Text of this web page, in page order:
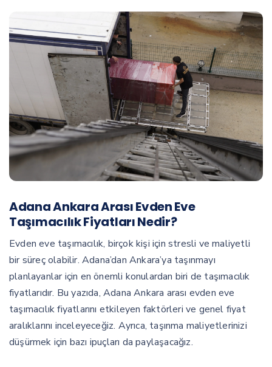
Adana Ankara Arası Evden Eve
Taşımacılık Fiyatları Nedir?
Evden eve taşımacılık, birçok kişi için stresli ve maliyetli
bir süreç olabilir. Adana’dan Ankara’ya taşınmayı
planlayanlar için en önemli konulardan biri de taşımacılık
fiyatlarıdır. Bu yazıda, Adana Ankara arası evden eve
taşımacılık fiyatlarını etkileyen faktörleri ve genel fiyat
aralıklarını inceleyeceğiz. Ayrıca, taşınma maliyetlerinizi
düşürmek için bazı ipuçları da paylaşacağız.